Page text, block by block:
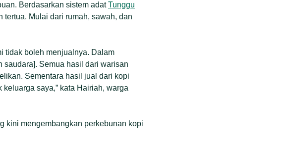
Berdasarkan sistem adatTunggu
Mulai dari rumah, sawah, dan
tidak boleh menjualnya. Dalam
saudara]. Semua hasil dari warisan
Sementara hasil jual dari kopi
saya,” kata Hairiah, warga
kini mengembangkan perkebunan kopi